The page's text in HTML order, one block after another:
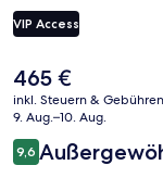
Massagen,
verwöhnen lassen. Le
geöffnet. Als weitere
luxuriösen Stil 6
kostenlosen
Personal und die
VIP Access
Der
aktuelle
Preis
465 €.
465 €
inkl. Steuern & Gebühren
9. Aug.–10. Aug.
Bewertungen
9,69,6 von 10.